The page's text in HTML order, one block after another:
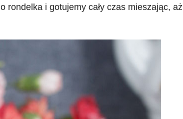
rondelka i gotujemy cały czas mieszając, aż